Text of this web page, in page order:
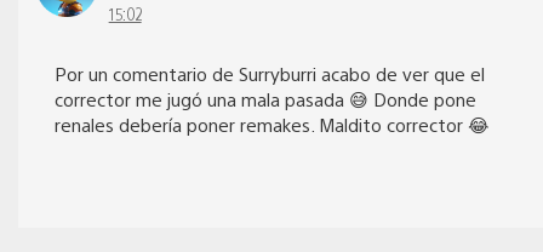
15:02
Por un comentario de Surryburri acabo de ver que el
corrector me jugó una mala pasada 😅 Donde pone
renales debería poner remakes. Maldito corrector 😂